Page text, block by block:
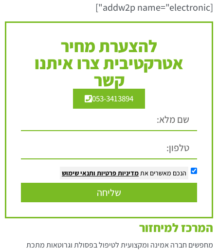
[addw2p name="electronic"]
להצערת מחיר
אטרקטיבית צרו איתנו
קשר
053-3413894
הנכם מאשרים אתמדיניות פרטיות ותנאי שימוש
שליחה
המרכז למיחזור
מחפשים חברה אמינה ומקצועית לטיפול בפסולת וגרוטאות מתכת